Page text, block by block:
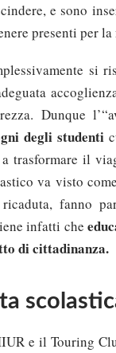
e sono
presenti per la
si
Dunque
degli studenti
trasformare il
va visto
fanno
infatti che
di cittadinanza.
e il Touring